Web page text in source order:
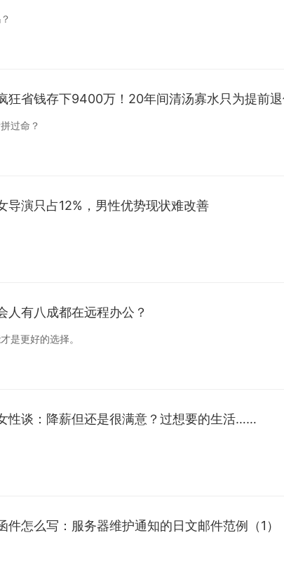
狂省钱存下9400万！20年间清汤寡水只为提前
过命？
导演只占12%，男性优势现状难改善
人有八成都在远程办公？
是更好的选择。
性谈：降薪但还是很满意？过想要的生活……
件怎么写：服务器维护通知的日文邮件范例（1）